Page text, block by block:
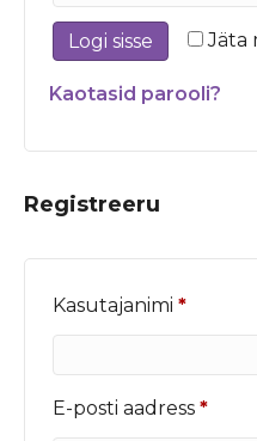
Jäta
Logi sisse
Kaotasid parooli?
Registreeru
Kasutajanimi *Nõutud
E-posti aadress *